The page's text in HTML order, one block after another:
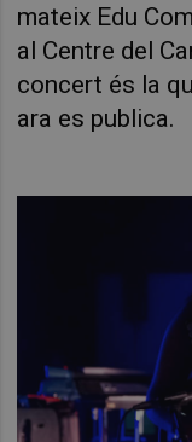
mateix Edu
al Centre del
concert és la
ara es publica.